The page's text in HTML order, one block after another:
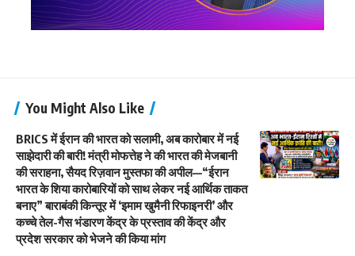
You Might Also Like
BRICS में ईरान की भारत को सलामी, अब कारोबार में नई
साझेदारी की बारी! मंत्री मोफत्तेह ने की भारत की मेजबानी
की सराहना, सैयद रिज़वान मुस्तफा की अपील—“ईरान
भारत के शिया कारोबारियों को साथ लेकर नई आर्थिक ताकत
बनाए” बाराबंकी किन्तूर में ‘इमाम खुमैनी रिफाइनरी’ और
कच्चे तेल-गैस भंडारण केंद्र के प्रस्ताव की केंद्र और
प्रदेश सरकार को भेजने की किया मांग